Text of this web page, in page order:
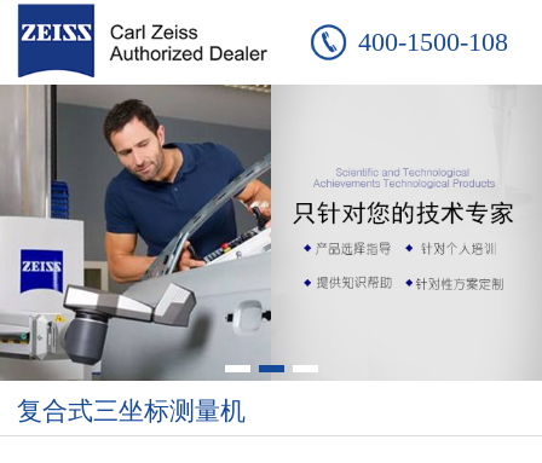
400-1500-108
复合式三坐标测量机